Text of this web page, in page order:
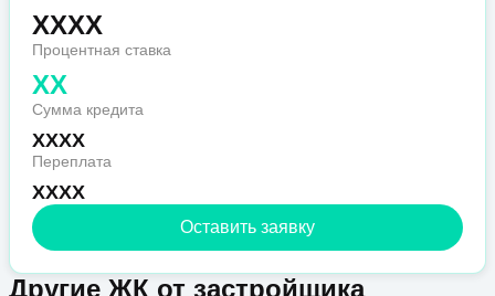
XXXX
Процентная ставка
XX
Сумма кредита
XXXX
Переплата
XXXX
Оставить заявку
Другие ЖК от застройщика